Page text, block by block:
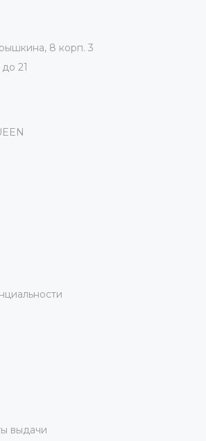
8 корп. 3
21
выдачи